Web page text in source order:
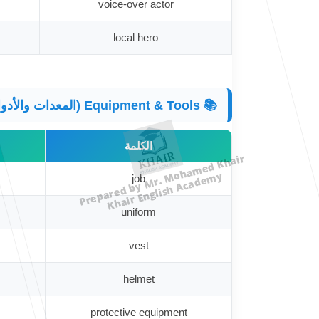
Prepared by Mr. Mohamed Khair
Khair English Academy
voice-over actor
local hero
📚 Equipment & Tools (المعدات والأدوات) 🛠️
الكلمة
job
uniform
vest
helmet
protective equipment